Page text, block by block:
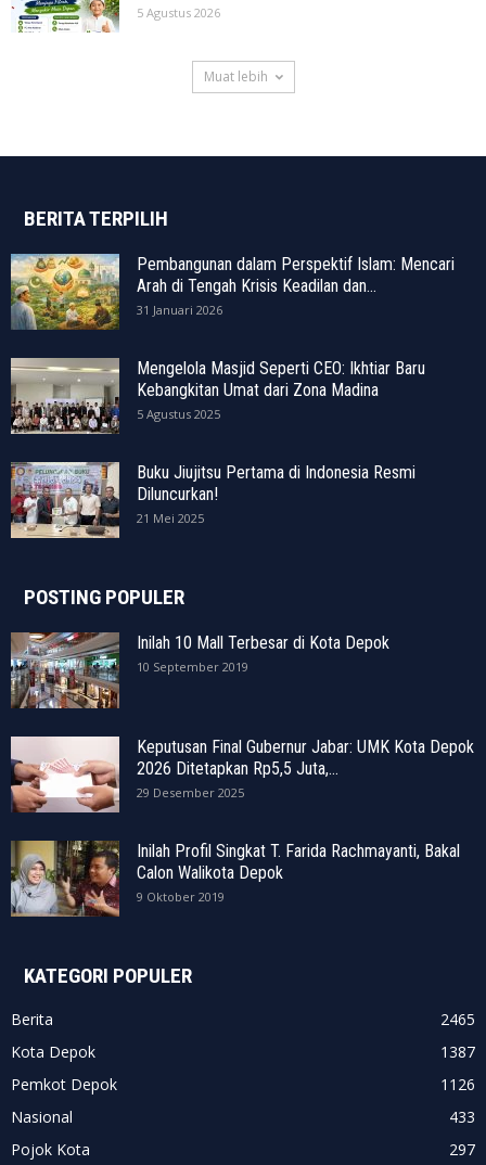
5 Agustus 2026
Muat lebih
BERITA TERPILIH
Pembangunan dalam Perspektif Islam: Mencari
Arah di Tengah Krisis Keadilan dan...
31 Januari 2026
Mengelola Masjid Seperti CEO: Ikhtiar Baru
Kebangkitan Umat dari Zona Madina
5 Agustus 2025
Buku Jiujitsu Pertama di Indonesia Resmi
Diluncurkan!
21 Mei 2025
POSTING POPULER
Inilah 10 Mall Terbesar di Kota Depok
10 September 2019
Keputusan Final Gubernur Jabar: UMK Kota Depok
2026 Ditetapkan Rp5,5 Juta,...
29 Desember 2025
Inilah Profil Singkat T. Farida Rachmayanti, Bakal
Calon Walikota Depok
9 Oktober 2019
KATEGORI POPULER
Berita
2465
Kota Depok
1387
Pemkot Depok
1126
Nasional
433
Pojok Kota
297